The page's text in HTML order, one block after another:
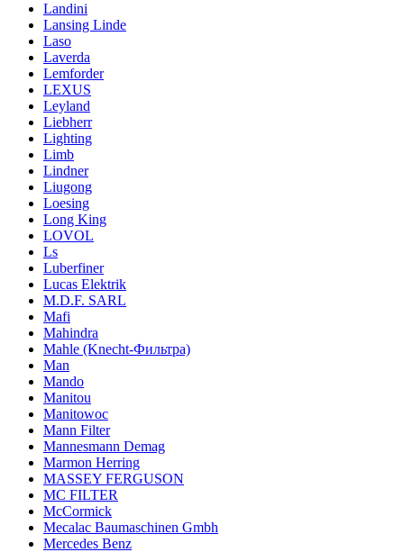
Landini
Lansing Linde
Laso
Laverda
Lemforder
LEXUS
Leyland
Liebherr
Lighting
Limb
Lindner
Liugong
Loesing
Long King
LOVOL
Ls
Luberfiner
Lucas Elektrik
M.D.F. SARL
Mafi
Mahindra
Mahle (Knecht-Фильтра)
Man
Mando
Manitou
Manitowoc
Mann Filter
Mannesmann Demag
Marmon Herring
MASSEY FERGUSON
MC FILTER
McCormick
Mecalac Baumaschinen Gmbh
Mercedes Benz